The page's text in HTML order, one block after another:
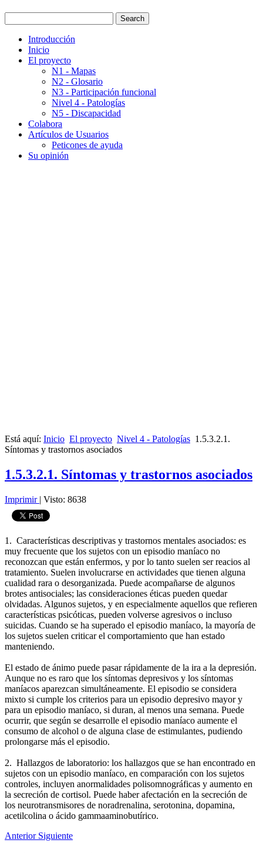
Introducción
Inicio
El proyecto
N1 - Mapas
N2 - Glosario
N3 - Participación funcional
Nivel 4 - Patologías
N5 - Discapacidad
Colabora
Artículos de Usuarios
Peticones de ayuda
Su opinión
Está aquí: Inicio El proyecto Nivel 4 - Patologías 1.5.3.2.1.
Síntomas y trastornos asociados
1.5.3.2.1. Síntomas y trastornos asociados
Imprimir | Visto: 8638
1. Características descriptivas y trastornos mentales asociados: es
muy frecuente que los sujetos con un episodio maníaco no
reconozcan que están enfermos, y por lo tanto suelen ser reacios al
tratamiento. Suelen involucrarse en actividades que tienen alguna
cualidad rara o desorganizada. Puede acompañarse de algunos
brotes antisociales; las consideraciones éticas pueden quedar
olvidadas. Algunos sujetos, y en especialmente aquellos que refieren
características psicóticas, pueden volverse agresivos o incluso
suicidas. Cuando se ha superado el episodio maníaco, la mayoría de
los sujetos suelen criticar el comportamiento que han estado
manteniendo.
El estado de ánimo puede pasar rápidamente de la ira a la depresión.
Aunque no es raro que los síntomas depresivos y los síntomas
maníacos aparezcan simultáneamente. El episodio se considera
mixto si cumple los criterios para un episodio depresivo mayor y
para un episodio maníaco, si duran, al menos una semana. Puede
ocurrir, que según se desarrolle el episodio maníaco aumente el
consumo de alcohol o de alguna clase de estimulantes, pudiendo
prolongarse más el episodio.
2. Hallazgos de laboratorio: los hallazgos que se han encontrado en
sujetos con un episodio maníaco, en comparación con los sujetos
controles, incluyen anormalidades polisomnográficas y aumento en
la secreción de cortisol. Puede haber afectación en la secreción de
los neurotransmisores de noradrenalina, serotonina, dopamina,
acetilcolina o ácido gammaaminobutírico.
Anterior Siguiente